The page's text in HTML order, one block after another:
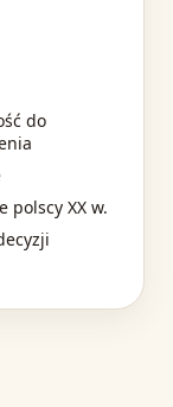
do
polscy XX w.